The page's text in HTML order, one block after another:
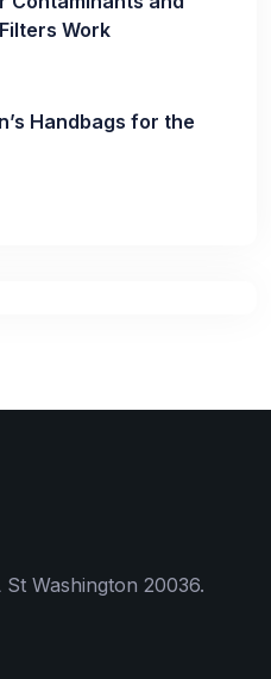
Work
Handbags for the
St Washington 20036.